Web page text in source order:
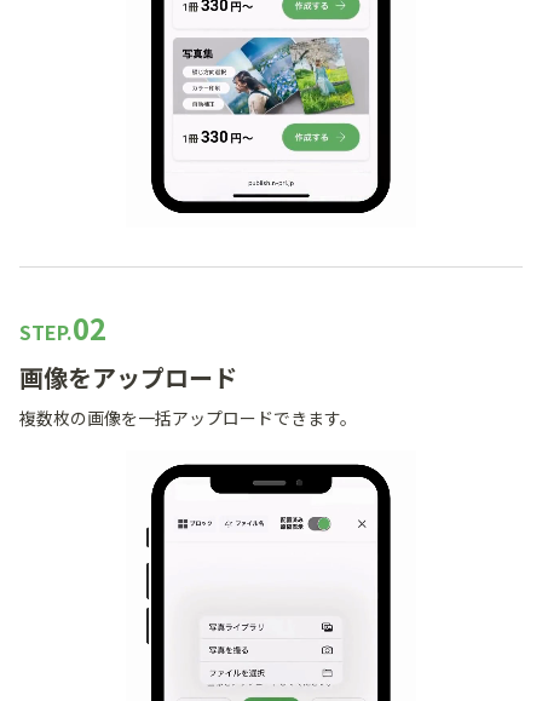
STEP.02
画像をアップロード
複数枚の画像を一括アップロードできます。